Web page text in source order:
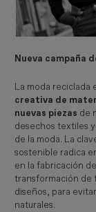
Nueva campaña
La moda reciclada
creativa de
nuevas piezas de
desechos textiles
de la moda. La
sostenible radica
en la fabricación
transformación de
diseños, para
naturales.